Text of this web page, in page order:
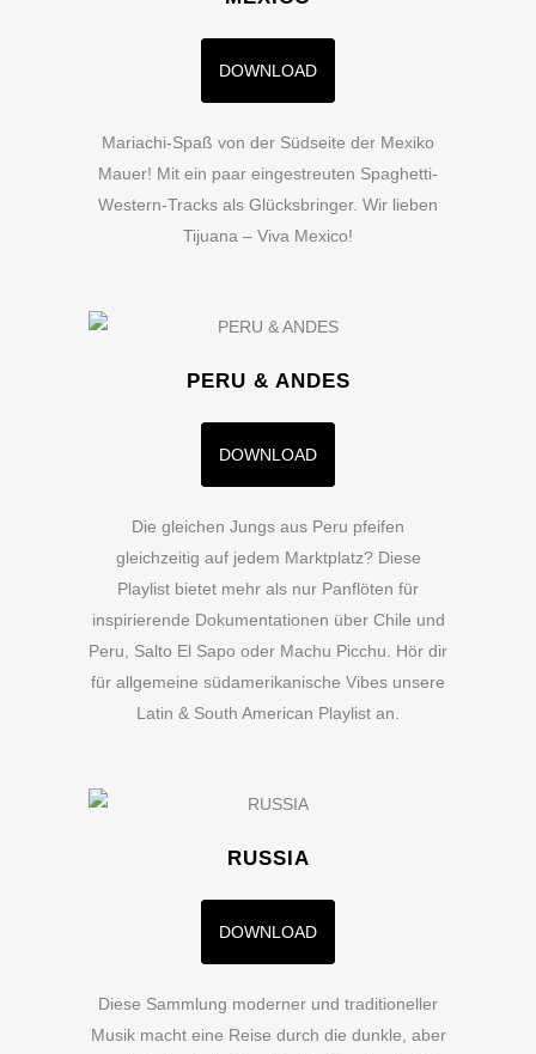
DOWNLOAD
Mariachi-Spaß von der Südseite der Mexiko
Mauer! Mit ein paar eingestreuten Spaghetti-
Western-Tracks als Glücksbringer. Wir lieben
Tijuana – Viva Mexico!
PERU & ANDES
DOWNLOAD
Die gleichen Jungs aus Peru pfeifen
gleichzeitig auf jedem Marktplatz? Diese
Playlist bietet mehr als nur Panflöten für
inspirierende Dokumentationen über Chile und
Peru, Salto El Sapo oder Machu Picchu. Hör dir
für allgemeine südamerikanische Vibes unsere
Latin & South American Playlist an.
RUSSIA
DOWNLOAD
Diese Sammlung moderner und traditioneller
Musik macht eine Reise durch die dunkle, aber